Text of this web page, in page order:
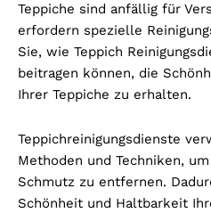
Teppiche sind anfällig für
erfordern spezielle
Sie, wie Teppich
beitragen können, die
Ihrer Teppiche zu erhalten.
Teppichreinigungsdienste
Methoden und Techniken,
Schmutz zu entfernen.
Schönheit und Haltbarkeit